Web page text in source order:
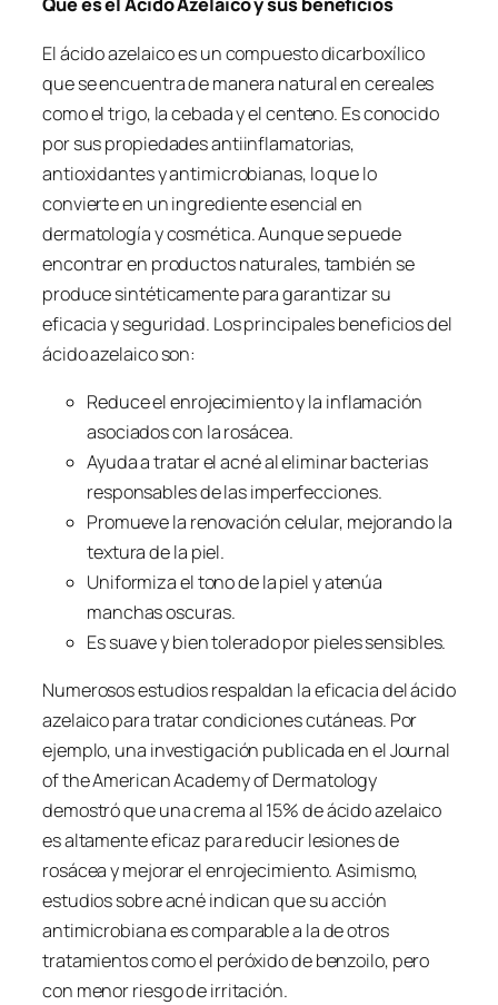
El ácido azelaico es un compuesto dicarboxílico
que se encuentra de manera natural en cereales
como el trigo, la cebada y el centeno. Es conocido
por sus propiedades antiinflamatorias,
antioxidantes y antimicrobianas, lo que lo
convierte en un ingrediente esencial en
dermatología y cosmética. Aunque se puede
encontrar en productos naturales, también se
produce sintéticamente para garantizar su
eficacia y seguridad. Los principales beneficios del
ácido azelaico son:
Reduce el enrojecimiento y la inflamación
asociados con la rosácea.
Ayuda a tratar el acné al eliminar bacterias
responsables de las imperfecciones.
Promueve la renovación celular, mejorando la
textura de la piel.
Uniformiza el tono de la piel y atenúa
manchas oscuras.
Es suave y bien tolerado por pieles sensibles.
Numerosos estudios respaldan la eficacia del ácido
azelaico para tratar condiciones cutáneas. Por
ejemplo, una investigación publicada en el Journal
of the American Academy of Dermatology
demostró que una crema al 15% de ácido azelaico
es altamente eficaz para reducir lesiones de
rosácea y mejorar el enrojecimiento. Asimismo,
estudios sobre acné indican que su acción
antimicrobiana es comparable a la de otros
tratamientos como el peróxido de benzoilo, pero
con menor riesgo de irritación.